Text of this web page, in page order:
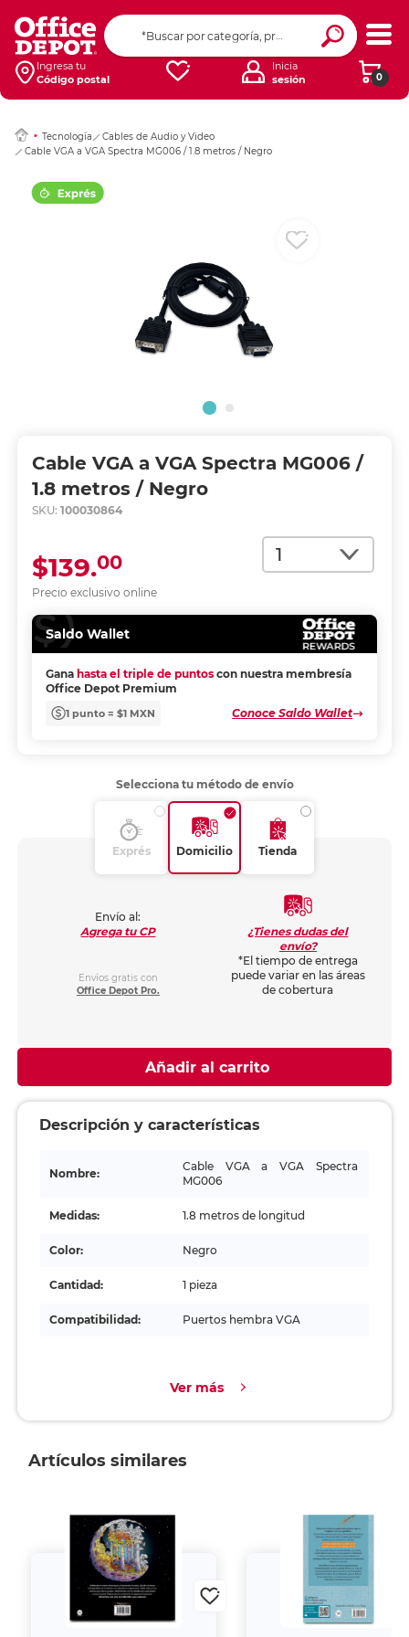
Ingresa tu
Código postal
0
Inicia
sesión
Tecnología
Cables de Audio y Video
Cable VGA a VGA Spectra MG006 / 1.8 metros / Negro
Cable VGA a VGA Spectra MG006 /
1.8 metros / Negro
SKU: 100030864
Cantidad
Precio exclusivo online
$139.00
Saldo Wallet
Gana hasta el triple de puntos con nuestra membresía
Office Depot Premium
1 punto = $1 MXN Conoce Saldo Wallet
Ingresar Codigo
Selecciona tu método de envío
Exprés Domicilio Tienda
Envío al:
Agrega tu CP
Envíos gratis con
Office Depot Pro.
¿Tienes dudas del
envío?
*El tiempo de entrega
puede variar en las áreas
de cobertura
Añadir al carrito
Descripción y características
Nombre:
Cable VGA a VGA Spectra
MG006
Medidas: 1.8 metros de longitud
Color: Negro
Cantidad: 1 pieza
Compatibilidad: Puertos hembra VGA
Ver más
Artículos similares